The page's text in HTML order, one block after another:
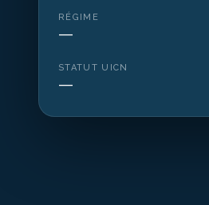
RÉGIME
—
STATUT UICN
—